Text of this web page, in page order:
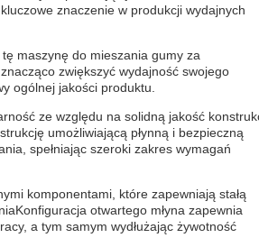
znaczenie w produkcji wydajnych
maszynę do mieszania gumy za
zwiększyć wydajność swojego
ogólnej jakości produktu.
ze względu na solidną jakość
umożliwiającą płynną i bezpieczną
spełniając szeroki zakres wymagań
komponentami, które zapewniają stałą
otwartego młyna zapewnia
a tym samym wydłużając żywotność